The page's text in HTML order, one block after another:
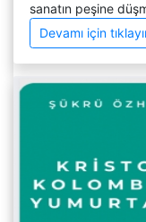
sanatın peşine
Devamı için